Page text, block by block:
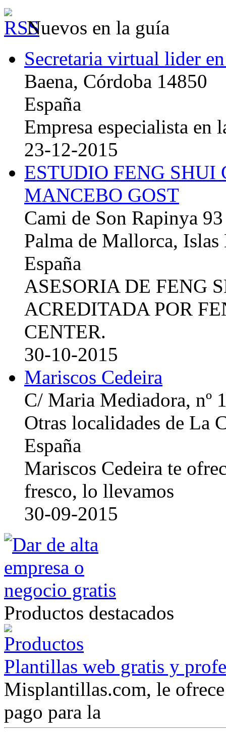
Nuevos en la guía
Secretaria virtual lider
Baena, Córdoba 14850
España
Empresa especialista en
23-12-2015
ESTUDIO FENG
MANCEBO GOST
Cami de Son Rapinya 93
Palma de Mallorca, Islas
España
ASESORIA DE FENG
ACREDITADA POR
CENTER.
30-10-2015
Mariscos Cedeira
C/ Maria Mediadora, nº
Otras localidades de La
España
Mariscos Cedeira te
fresco, lo llevamos
30-09-2015
Productos destacados
Plantillas web gratis y
Misplantillas.com, le
pago para la